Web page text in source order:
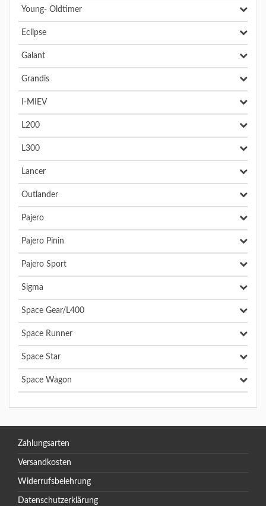
Young- Oldtimer
Eclipse
Galant
Grandis
I-MIEV
L200
L300
Lancer
Outlander
Pajero
Pajero Pinin
Pajero Sport
Sigma
Space Gear/L400
Space Runner
Space Star
Space Wagon
Zahlungsarten
Versandkosten
Widerrufsbelehrung
Datenschutzerklärung